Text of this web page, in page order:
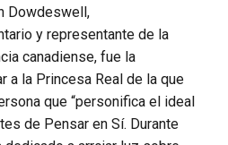
Dowdeswell,
y representante de la
canadiense, fue la
a la Princesa Real de la que
que “personifica el ideal
de Pensar en Sí. Durante